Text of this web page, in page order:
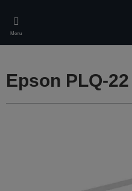
main
content
Menu
Epson PLQ-